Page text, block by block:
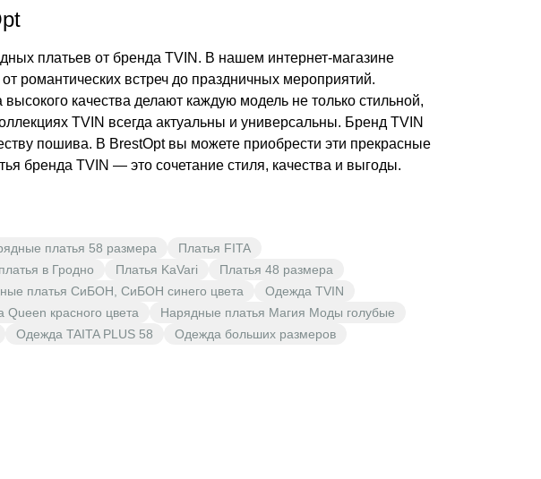
платьев от бренда TVIN. В нашем интернет-магазине
романтических встреч до праздничных мероприятий.
качества делают каждую модель не только стильной,
TVIN всегда актуальны и универсальны. Бренд TVIN
пошива. В BrestOpt вы можете приобрести эти прекрасные
бренда TVIN — это сочетание стиля, качества и выгоды.
платья 58 размера
Платья FITA
в Гродно Платья KaVari
Платья 48 размера
платья СиБОН, СиБОН синего цвета
Одежда TVIN
Queen красного цвета
Нарядные платья Магия Моды голубые
Одежда TAITA PLUS 58 Одежда больших размеров